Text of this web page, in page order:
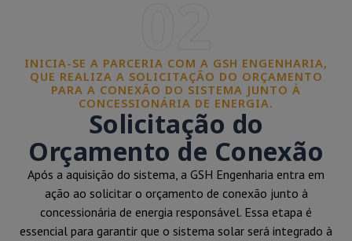
INICIA-SE A PARCERIA COM A GSH ENGENHARIA,
QUE REALIZA A SOLICITAÇÃO DO ORÇAMENTO
PARA A CONEXÃO DO SISTEMA JUNTO À
CONCESSIONÁRIA DE ENERGIA.
Solicitação do
Orçamento de Conexão
Após a aquisição do sistema, a GSH Engenharia entra em
ação ao solicitar o orçamento de conexão junto à
concessionária de energia responsável. Essa etapa é
essencial para garantir que o sistema solar será integrado à